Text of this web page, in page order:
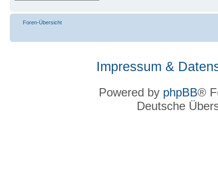
Foren-Übersicht
Impressum &
Powered by phpBB®
Deutsche